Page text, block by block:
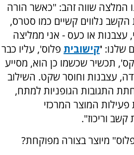
המלצה שווה זהב: "כאשר הורה
נלווים קשיים כמו סטרס,
עצבנות או כעס - אני ממליצה
שלנו: 'קישובית פלוס', עליו כבר
תכשיר שכשמו כן הוא, מסייע
עצבנות וחוסר שקט. השילוב
התגובות הגופניות למתח,
המוצר המרכזי
וריכוז".
מיוצר בצורה מפוקחת?